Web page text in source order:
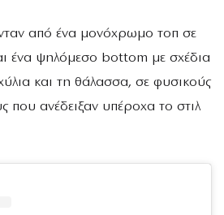
από ένα μονόχρωμο τοπ σε
ένα ψηλόμεσο bottom με σχέδια
και τη θάλασσα, σε φυσικούς
που ανέδειξαν υπέροχα το στιλ